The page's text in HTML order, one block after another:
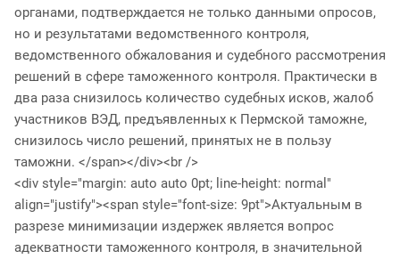
органами, подтверждается не только данными опросов,
но и результатами ведомственного контроля,
ведомственного обжалования и судебного рассмотрения
решений в сфере таможенного контроля. Практически в
два раза снизилось количество судебных исков, жалоб
участников ВЭД, предъявленных к Пермской таможне,
снизилось число решений, принятых не в пользу
таможни. </span></div><br />
<div style="margin: auto auto 0pt; line-height: normal"
align="justify"><span style="font-size: 9pt">Актуальным в
разрезе минимизации издержек является вопрос
адекватности таможенного контроля, в значительной